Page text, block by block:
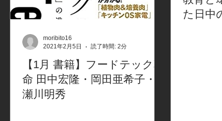
【1月 書籍】フードテック革
命 田中宏隆・岡田亜希子・
瀬川明秀
moribito16
2021年2月5日
読了時間: 2分
た日中